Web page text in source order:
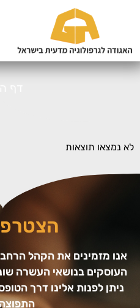
לא נמצאו תוצאות
אנו מזמינים את הקהל
העוסקים בנושאי העשרה
ניתן לפנות אלינו דרך